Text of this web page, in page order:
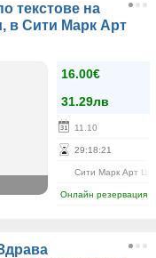
текстове на
в Сити Марк Арт
16.00€
31.29лв
11.10
29:18:21
Сити Марк Арт
Онлайн резервация